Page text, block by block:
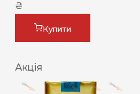
₴
Купити
Акція